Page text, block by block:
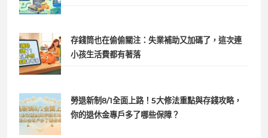
存錢筒也在偷偷關注：失業補助又加碼了，這次連
小孩生活費都有著落
勞退新制8/1全面上路！5大修法重點與存錢攻略，
你的退休金專戶多了哪些保障？